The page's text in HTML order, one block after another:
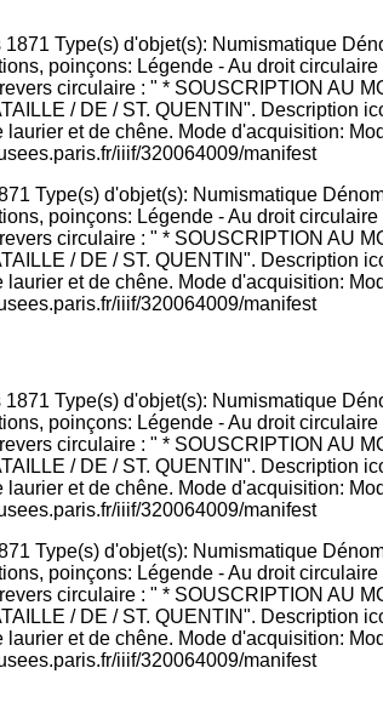
Type(s) d'objet(s): Numismatique
poinçons: Légende - Au droit
circulaire : " * SOUSCRIPTION AU
/ DE / ST. QUENTIN". Description
et de chêne. Mode d'acquisition:
iiif/320064009/manifest
Type(s) d'objet(s): Numismatique
poinçons: Légende - Au droit
circulaire : " * SOUSCRIPTION AU
/ DE / ST. QUENTIN". Description
et de chêne. Mode d'acquisition:
iiif/320064009/manifest